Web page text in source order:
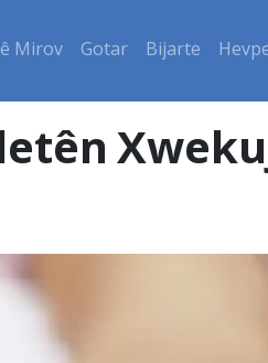
Mirov Gotar Bijarte